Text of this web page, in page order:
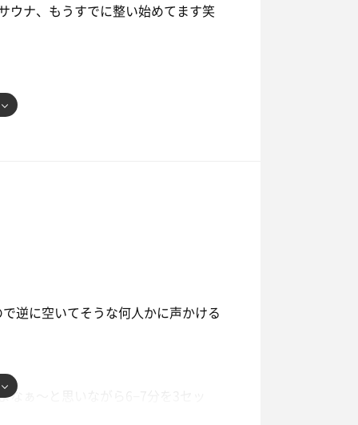
ウナ、もうすでに整い始めてます笑
ﾑｻｳﾅ3分→水10秒→塩4分→水20秒→
ちいい🤤
逆に空いてそうな何人かに声かける
なぁ〜と思いながら6−7分を3セッ